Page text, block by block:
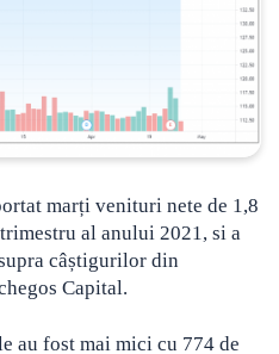
marți venituri nete de 1,8
al anului 2021, si a
câștigurilor din
Capital.
au fost mai mici cu 774 de